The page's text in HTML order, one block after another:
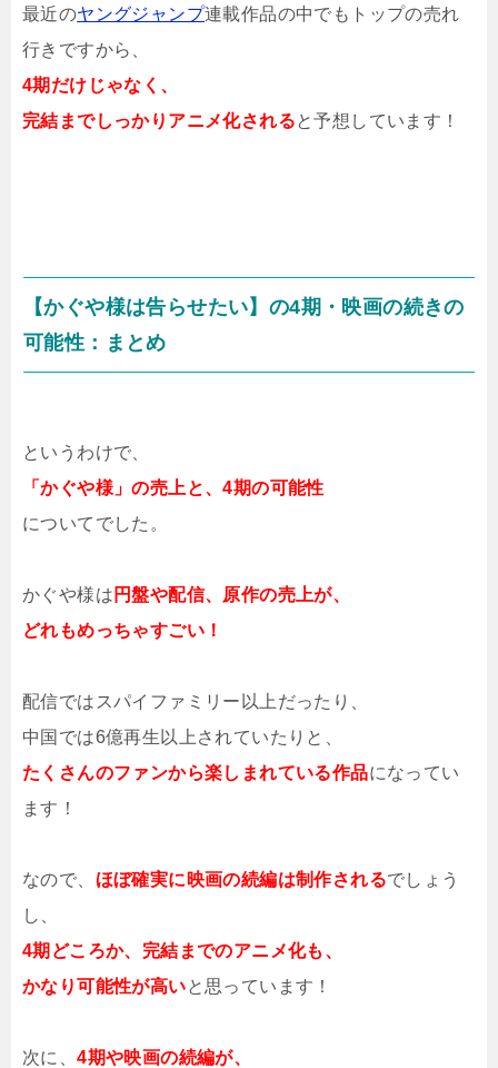
最近のヤングジャンプ連載作品の中でもトップの売れ
行きですから、
4期だけじゃなく、
完結までしっかりアニメ化されると予想しています！
【かぐや様は告らせたい】の4期・映画の続きの
可能性：まとめ
というわけで、
「かぐや様」の売上と、4期の可能性
についてでした。
かぐや様は 円盤や配信、原作の売上が、
どれもめっちゃすごい！
配信ではスパイファミリー以上だったり、
中国では6億再生以上されていたりと、
たくさんのファンから楽しまれている作品になってい
ます！
なので、 ほぼ確実に映画の続編は制作されるでしょう
し、
4期どころか、完結までのアニメ化も、
かなり可能性が高いと思っています！
次に、4期や映画の続編が、